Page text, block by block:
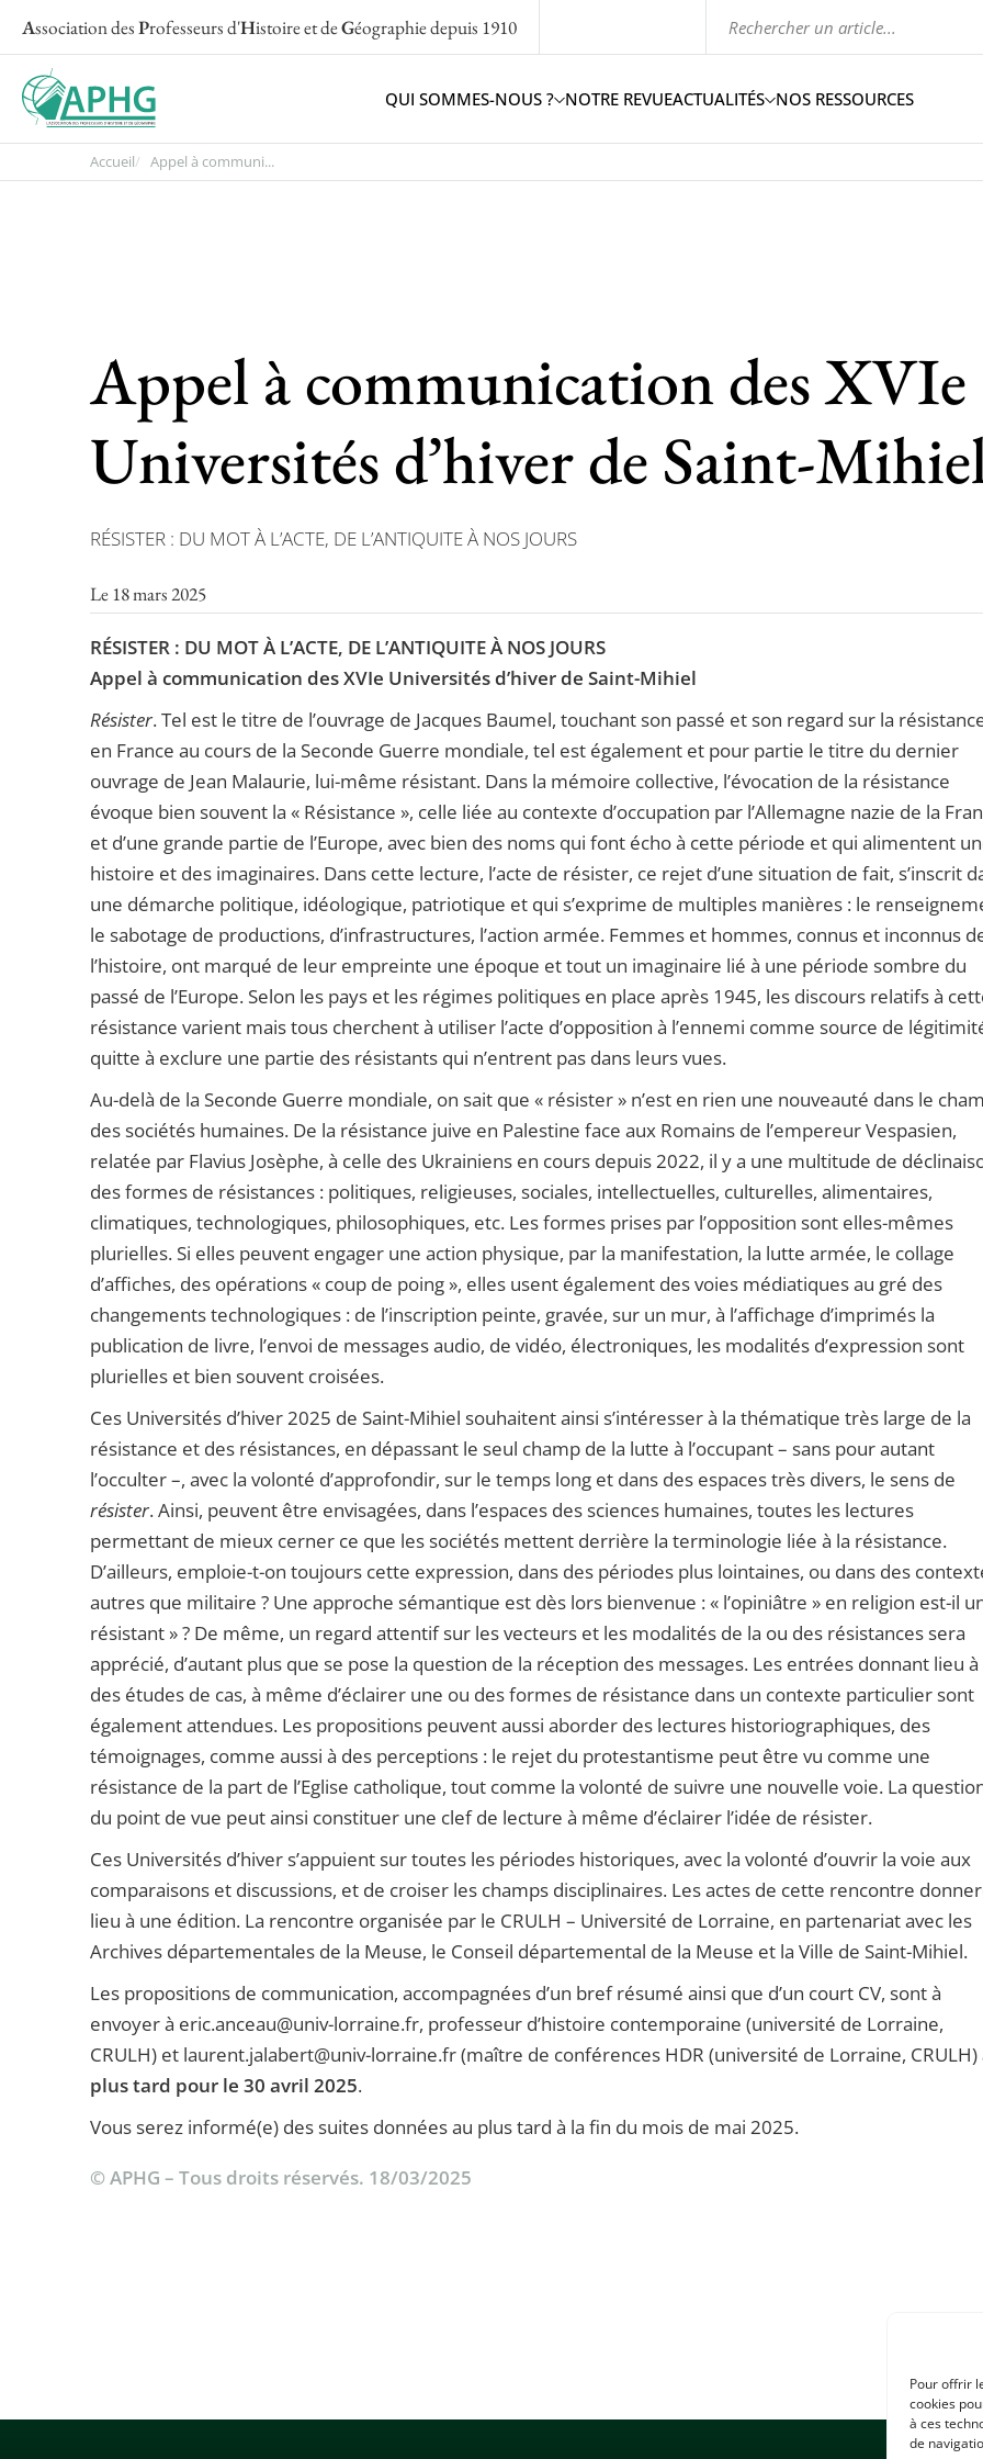
Pour offrir
cookies
à ces
de
Association desProfesseurs d'Histoire et deGéographiedepuis 1910
QUI SOMMES-NOUS ? NOTRE REVUEACTUALITÉS NOS RESSOURCES
Accueil Appel à communi...
Appel à communication des XVIe
Universités d’hiver de Saint-
RÉSISTER : DU MOT À L’ACTE, DE L’ANTIQUITE À NOS JOURS
Le 18 mars 2025
RÉSISTER : DU MOT À L’ACTE, DE L’ANTIQUITE À NOS JOURS
Appel à communication des XVIe Universités d’hiver de Saint-Mihiel
Résister. Tel est le titre de l’ouvrage de Jacques Baumel, touchant son passé et son regard sur la
en France au cours de la Seconde Guerre mondiale, tel est également et pour partie le titre du dernier
ouvrage de Jean Malaurie, lui-même résistant. Dans la mémoire collective, l’évocation de la résistance
évoque bien souvent la « Résistance », celle liée au contexte d’occupation par l’Allemagne nazie de la
et d’une grande partie de l’Europe, avec bien des noms qui font écho à cette période et qui alimentent
histoire et des imaginaires. Dans cette lecture, l’acte de résister, ce rejet d’une situation de fait, s’inscrit
une démarche politique, idéologique, patriotique et qui s’exprime de multiples manières : le
le sabotage de productions, d’infrastructures, l’action armée. Femmes et hommes, connus et inconnus
l’histoire, ont marqué de leur empreinte une époque et tout un imaginaire lié à une période sombre du
passé de l’Europe. Selon les pays et les régimes politiques en place après 1945, les discours relatifs à
résistance varient mais tous cherchent à utiliser l’acte d’opposition à l’ennemi comme source de
quitte à exclure une partie des résistants qui n’entrent pas dans leurs vues.
Au-delà de la Seconde Guerre mondiale, on sait que « résister » n’est en rien une nouveauté dans le
des sociétés humaines. De la résistance juive en Palestine face aux Romains de l’empereur Vespasien,
relatée par Flavius Josèphe, à celle des Ukrainiens en cours depuis 2022, il y a une multitude de
des formes de résistances : politiques, religieuses, sociales, intellectuelles, culturelles, alimentaires,
climatiques, technologiques, philosophiques, etc. Les formes prises par l’opposition sont elles-mêmes
plurielles. Si elles peuvent engager une action physique, par la manifestation, la lutte armée, le collage
d’affiches, des opérations « coup de poing », elles usent également des voies médiatiques au gré des
changements technologiques : de l’inscription peinte, gravée, sur un mur, à l’affichage d’imprimés la
publication de livre, l’envoi de messages audio, de vidéo, électroniques, les modalités d’expression sont
plurielles et bien souvent croisées.
Ces Universités d’hiver 2025 de Saint-Mihiel souhaitent ainsi s’intéresser à la thématique très large de la
résistance et des résistances, en dépassant le seul champ de la lutte à l’occupant – sans pour autant
l’occulter –, avec la volonté d’approfondir, sur le temps long et dans des espaces très divers, le sens de
résister. Ainsi, peuvent être envisagées, dans l’espaces des sciences humaines, toutes les lectures
permettant de mieux cerner ce que les sociétés mettent derrière la terminologie liée à la résistance.
D’ailleurs, emploie-t-on toujours cette expression, dans des périodes plus lointaines, ou dans des
autres que militaire ? Une approche sémantique est dès lors bienvenue : « l’opiniâtre » en religion est-il
résistant » ? De même, un regard attentif sur les vecteurs et les modalités de la ou des résistances sera
apprécié, d’autant plus que se pose la question de la réception des messages. Les entrées donnant lieu à
des études de cas, à même d’éclairer une ou des formes de résistance dans un contexte particulier sont
également attendues. Les propositions peuvent aussi aborder des lectures historiographiques, des
témoignages, comme aussi à des perceptions : le rejet du protestantisme peut être vu comme une
résistance de la part de l’Eglise catholique, tout comme la volonté de suivre une nouvelle voie. La
du point de vue peut ainsi constituer une clef de lecture à même d’éclairer l’idée de résister.
Ces Universités d’hiver s’appuient sur toutes les périodes historiques, avec la volonté d’ouvrir la voie aux
comparaisons et discussions, et de croiser les champs disciplinaires. Les actes de cette rencontre
lieu à une édition. La rencontre organisée par le CRULH – Université de Lorraine, en partenariat avec les
Archives départementales de la Meuse, le Conseil départemental de la Meuse et la Ville de Saint-Mihiel.
Les propositions de communication, accompagnées d’un bref résumé ainsi que d’un court CV, sont à
envoyer à eric.anceau@univ-lorraine.fr, professeur d’histoire contemporaine (université de Lorraine,
CRULH) et laurent.jalabert@univ-lorraine.fr (maître de conférences HDR (université de Lorraine, CRULH)
plus tard pour le 30 avril 2025.
Vous serez informé(e) des suites données au plus tard à la fin du mois de mai 2025.
© APHG – Tous droits réservés. 18/03/2025